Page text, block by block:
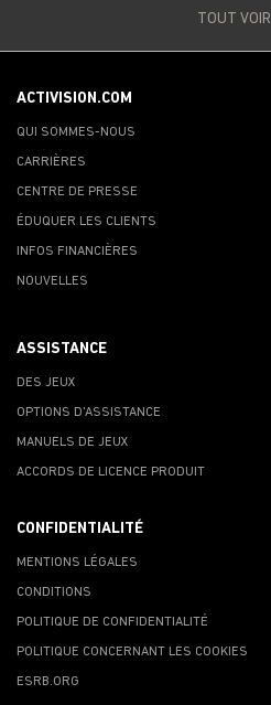
TOUT VOIR
ACTIVISION.COM
QUI SOMMES-NOUS
CARRIÈRES
CENTRE DE PRESSE
ÉDUQUER LES CLIENTS
INFOS FINANCIÈRES
NOUVELLES
ASSISTANCE
DES JEUX
OPTIONS D'ASSISTANCE
MANUELS DE JEUX
ACCORDS DE LICENCE PRODUIT
CONFIDENTIALITÉ
MENTIONS LÉGALES
CONDITIONS
POLITIQUE DE CONFIDENTIALITÉ
POLITIQUE CONCERNANT LES COOKIES
ESRB.ORG